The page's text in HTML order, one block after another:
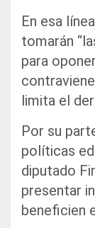
En esa
tomarán
para
limita el
Por su
políticas
diputado
presentar
beneficien